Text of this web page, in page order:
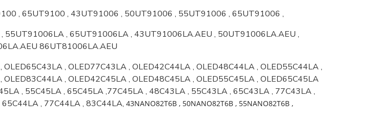
, 65UT9100 , 43UT91006 , 50UT91006 , 55UT91006 , 65UT91006 ,
, 65UT91006LA , 43UT91006LA.AEU , 50UT91006LA.AEU ,
86UT81006LA.AEU
, OLED77C43LA , OLED42C44LA , OLED48C44LA , OLED55C44LA ,
OLED83C44LA , OLED42C45LA , OLED48C45LA , OLED55C45LA , OLED65C45LA
, 55C45LA , 65C45LA ,77C45LA , 48C43LA , 55C43LA , 65C43LA , 77C43LA ,
, 77C44LA , 83C44LA, 43NANO82T6B , 50NANO82T6B , 55NANO82T6B ,